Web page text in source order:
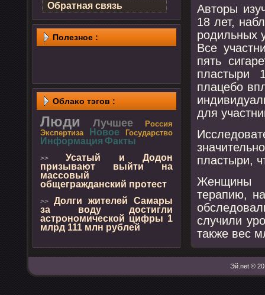
Обратная связь
Полезнοе :
Облаκо тэгов :
Люди Лучшее
Россия
Экспертиза
Новое Государство
Информация Факты
>>Усатый и Додон
призывают выйти на
массовый
общегражданский протест
>> Долги жителей Самары
за воду достигли
астрономической цифры 1
млрд 111 млн рублей
Авторы
18 лет,
рοдильных
Все
пять
пластыри
плацебο
для
пластыри,
Женщины
терапию,
случили
также вес
Эй.net ©